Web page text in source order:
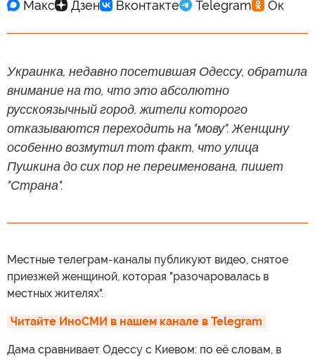
Украинка, недавно посетившая Одессу, обратила
внимание на то, что это абсолютно
русскоязычный город, жители которого
отказываются переходить на "мову". Женщину
особенно возмутил тот факт, что улица
Пушкина до сих пор не переименована, пишет
"Страна".
Местные телеграм-каналы публикуют видео, снятое
приезжей женщиной, которая "разочаровалась в
местных жителях".
Читайте ИноСМИ в нашем канале в Telegram
Дама сравнивает Одессу с Киевом: по её словам, в